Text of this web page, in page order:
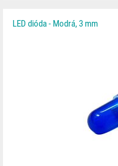
LED dióda - Modrá, 3 mm